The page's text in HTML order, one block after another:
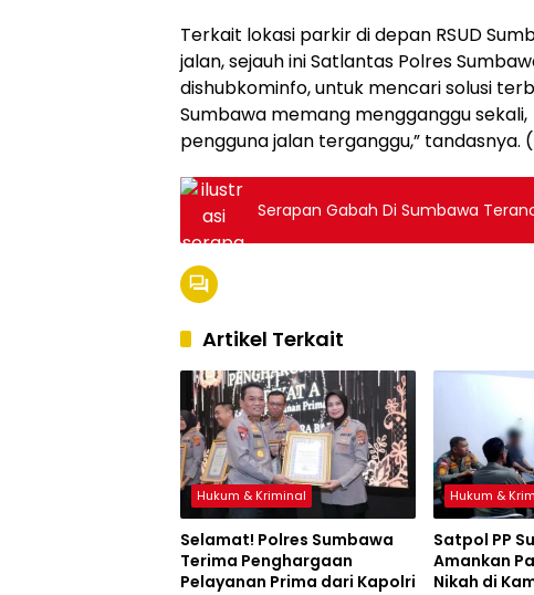
Terkait lokasi parkir di depan RSUD
jalan, sejauh ini Satlantas Polres
dishubkominfo, untuk mencari solusi
Sumbawa memang mengganggu
pengguna jalan terganggu,” tandasnya.
Serapan Gabah Di Sumbawa
Artikel Terkait
Hukum & Kriminal
Selamat! Polres Sumbawa
Terima Penghargaan
Pelayanan Prima dari Kapolri
Hukum &
Satpol PP
Amankan
Nikah di